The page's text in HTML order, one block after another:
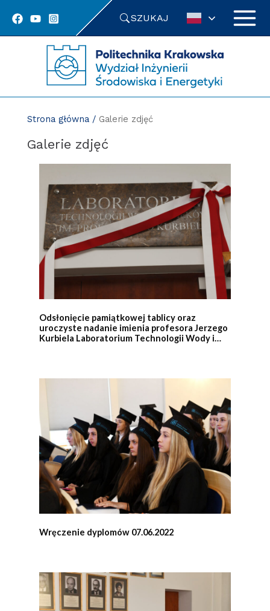
SZUKAJ
Strona główna/ Galerie zdjęć
Galerie zdjęć
Odsłonięcie pamiątkowej tablicy oraz
uroczyste nadanie imienia profesora Jerzego
Kurbiela Laboratorium Technologii Wody i
Wręczenie dyplomów 07.06.2022